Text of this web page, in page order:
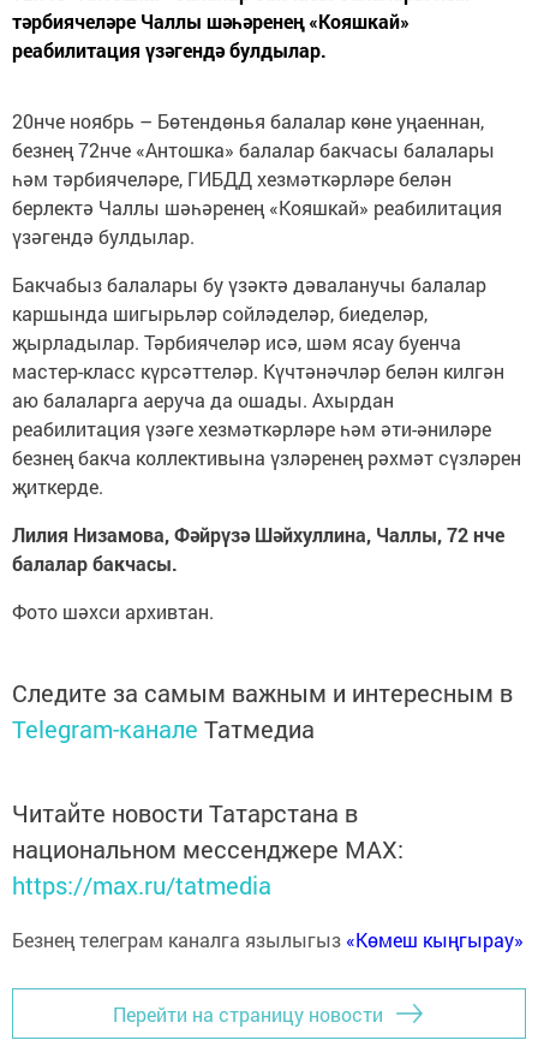
тәрбиячеләре Чаллы шәһәренең «Кояшкай»
реабилитация үзәгендә булдылар.
20нче ноябрь – Бөтендөнья балалар көне уңаеннан,
безнең 72нче «Антошка» балалар бакчасы балалары
һәм тәрбиячеләре, ГИБДД хезмәткәрләре белән
берлектә Чаллы шәһәренең «Кояшкай» реабилитация
үзәгендә булдылар.
Бакчабыз балалары бу үзәктә дәваланучы балалар
каршында шигырьләр сойләделәр, биеделәр,
җырладылар. Тәрбиячеләр исә, шәм ясау буенча
мастер-класс күрсәттеләр. Күчтәнәчләр белән килгән
аю балаларга аеруча да ошады. Ахырдан
реабилитация үзәге хезмәткәрләре һәм әти-әниләре
безнең бакча коллективына үзләренең рәхмәт сүзләрен
җиткерде.
Лилия Низамова, Фәйрүзә Шәйхуллина, Чаллы, 72 нче
балалар бакчасы.
Фото шәхси архивтан.
Следите за самым важным и интересным в
Telegram-канале Татмедиа
Читайте новости Татарстана в
национальном мессенджере MАХ:
https://max.ru/tatmedia
Безнең телеграм каналга язылыгыз «Көмеш кыңгырау»
Перейти на страницу новости